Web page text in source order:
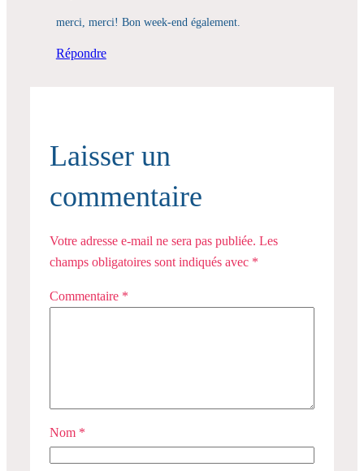
merci, merci! Bon week-end également.
Répondre
Laisser un
commentaire
Votre adresse e-mail ne sera pas publiée. Les
champs obligatoires sont indiqués avec *
Commentaire *
Nom *